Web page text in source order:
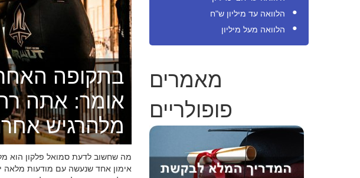
הלוואה עד מיליון ש"ח
הלוואה מעל מיליון
מאמרים
פופולריים
בתקופה
אומר: אתה
מלהרגיש
מה שחשוב לדעת סמואל פלקון הוא
אימון אחד שנעשה עם מודעות מלאה